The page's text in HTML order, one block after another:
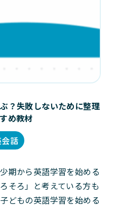
？失敗しないために整理
め教材
話
期から英語学習を始める
そろ」と考えている方も
どもの英語学習を始める